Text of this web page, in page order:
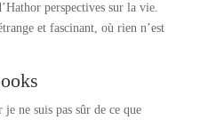
perspectives sur la vie.
et fascinant, où rien n’est
ne suis pas sûr de ce que